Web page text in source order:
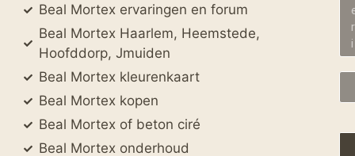
Beal Mortex ervaringen en forum
Beal Mortex Haarlem, Heemstede,
Hoofddorp, Jmuiden
Beal Mortex kleurenkaart
Beal Mortex kopen
Beal Mortex of beton ciré
Beal Mortex onderhoud